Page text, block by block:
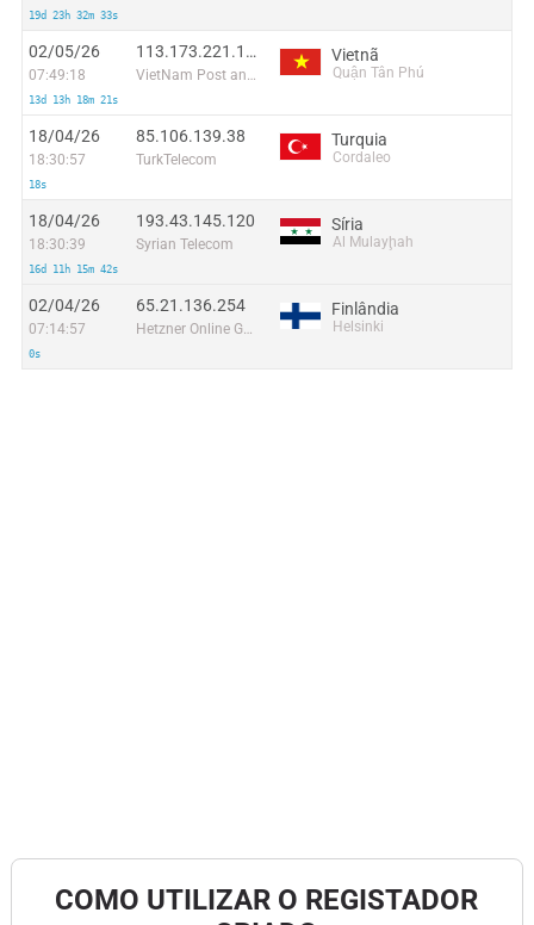
19d 23h 32m 33s
02/05/26
07:49:18
13d 13h 18m 21s
113.173.221.160
VietNam Post and Telecom Corporation
Vietnã
Quận Tân Phú
18/04/26
18:30:57
18s
85.106.139.38
TurkTelecom
Turquia
Cordaleo
18/04/26
18:30:39
16d 11h 15m 42s
193.43.145.120
Syrian Telecom
Síria
Al Mulayḩah
02/04/26
07:14:57
0s
65.21.136.254
Hetzner Online GmbH
Finlândia
Helsinki
COMO UTILIZAR O REGISTADOR